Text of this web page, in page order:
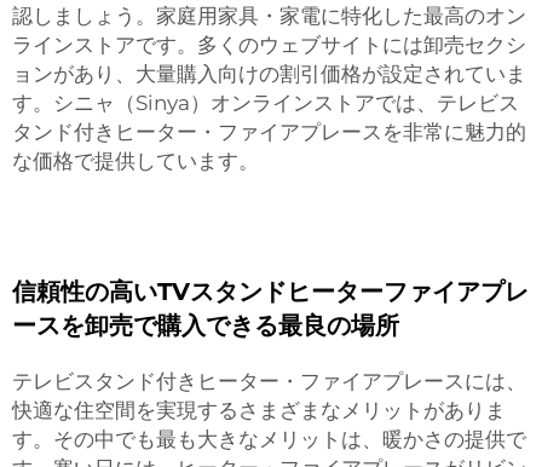
認しましょう。家庭用家具・家電に特化した最高のオン
ラインストアです。多くのウェブサイトには卸売セクシ
ョンがあり、大量購入向けの割引価格が設定されていま
す。シニャ（Sinya）オンラインストアでは、テレビス
タンド付きヒーター・ファイアプレースを非常に魅力的
な価格で提供しています。
信頼性の高いTVスタンドヒーターファイアプレ
ースを卸売で購入できる最良の場所
テレビスタンド付きヒーター・ファイアプレースには、
快適な住空間を実現するさまざまなメリットがありま
す。その中でも最も大きなメリットは、暖かさの提供で